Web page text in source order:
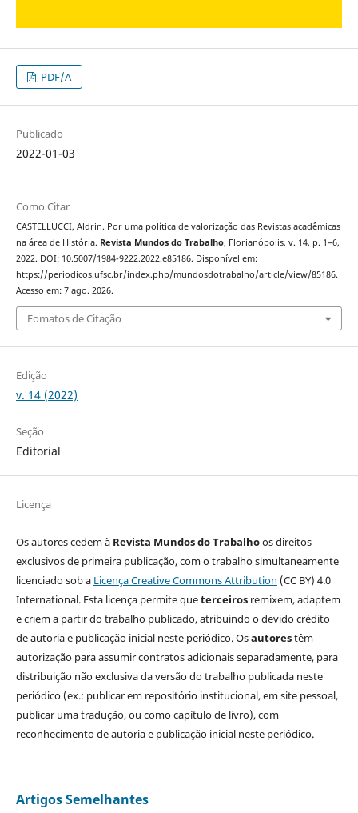
PDF/A
Publicado
2022-01-03
Como Citar
CASTELLUCCI, Aldrin. Por uma política de valorização das Revistas acadêmicas
na área de História. Revista Mundos do Trabalho, Florianópolis, v. 14, p. 1–6,
2022. DOI: 10.5007/1984-9222.2022.e85186. Disponível em:
https://periodicos.ufsc.br/index.php/mundosdotrabalho/article/view/85186.
Acesso em: 7 ago. 2026.
Fomatos de Citação
Edição
v. 14 (2022)
Seção
Editorial
Licença
Os autores cedem à Revista Mundos do Trabalhoos direitos
exclusivos de primeira publicação, com o trabalho simultaneamente
licenciado sob a Licença Creative Commons Attribution (CC BY) 4.0
International. Esta licença permite queterceirosremixem, adaptem
e criem a partir do trabalho publicado, atribuindo o devido crédito
de autoria e publicação inicial neste periódico. Osautorestêm
autorização para assumir contratos adicionais separadamente, para
distribuição não exclusiva da versão do trabalho publicada neste
periódico (ex.: publicar em repositório institucional, em site pessoal,
publicar uma tradução, ou como capítulo de livro), com
reconhecimento de autoria e publicação inicial neste periódico.
Artigos Semelhantes